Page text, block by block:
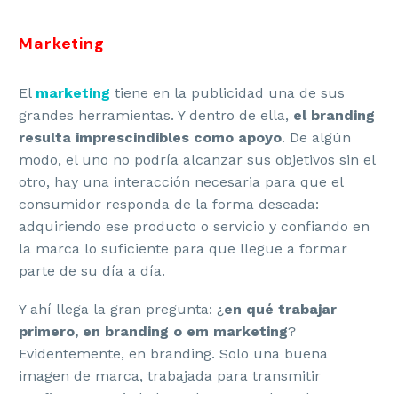
Marketing
El marketing tiene en la publicidad una de sus
grandes herramientas. Y dentro de ella, el branding
resulta imprescindibles como apoyo. De algún
modo, el uno no podría alcanzar sus objetivos sin el
otro, hay una interacción necesaria para que el
consumidor responda de la forma deseada:
adquiriendo ese producto o servicio y confiando en
la marca lo suficiente para que llegue a formar
parte de su día a día.
Y ahí llega la gran pregunta: ¿ en qué trabajar
primero, en branding o em marketing?
Evidentemente, en branding. Solo una buena
imagen de marca, trabajada para transmitir